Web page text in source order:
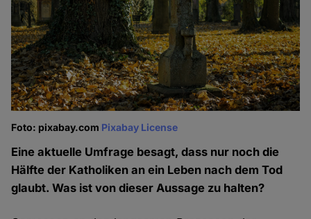
Foto: pixabay.com Pixabay License
Eine aktuelle Umfrage besagt, dass nur noch die
Hälfte der Katholiken an ein Leben nach dem Tod
glaubt. Was ist von dieser Aussage zu halten?